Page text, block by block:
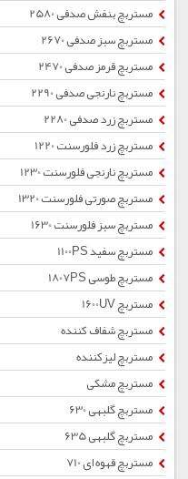
مستربچ بنفش صدفی 2580
مستربچ سبز صدفی 2670
مستربچ قرمز صدفی 2470
مستربچ نارنجی صدفی 2290
مستربچ زرد صدفی 2280
مستربچ زرد فلورسنت 1220
مستربچ نارنجی فلورسنت 1230
مستربچ صورتی فلورسنت 1320
مستربچ سبز فلورسنت 1630
مستربچ سفید 1100PS
مستربچ طوسی 1807PS
مستربچ 1600UV
مستربچ شفاف کننده
مستربچ لیزکننده
مستربچ مشکی
مستربچ گلبهی 630
مستربچ گلبهی 635
مستربچ قهوه ای 710